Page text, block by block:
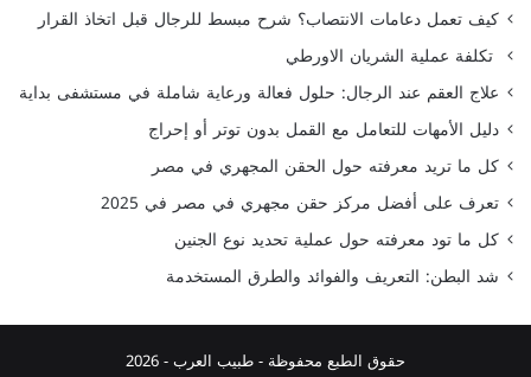
كيف تعمل دعامات الانتصاب؟ شرح مبسط للرجال قبل اتخاذ القرار
تكلفة عملية الشريان الاورطي
علاج العقم عند الرجال: حلول فعالة ورعاية شاملة في مستشفى بداية
دليل الأمهات للتعامل مع القمل بدون توتر أو إحراج
كل ما تريد معرفته حول الحقن المجهري في مصر
تعرف على أفضل مركز حقن مجهري في مصر في 2025
كل ما تود معرفته حول عملية تحديد نوع الجنين
شد البطن: التعريف والفوائد والطرق المستخدمة
حقوق الطبع محفوظة -طبيب العرب- 2026